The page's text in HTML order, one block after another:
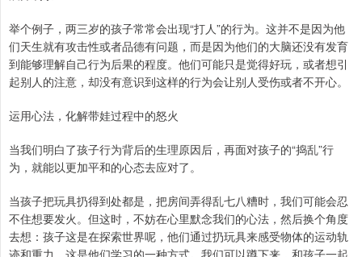
举个例子，两三岁的孩子常常会出现“打人”的行为。这并不是因为他
们天生就有攻击性或者品德有问题，而是因为他们的大脑还没有发育
到能够理解自己行为后果的程度。他们可能只是觉得好玩，或者想引
起别人的注意，却没有意识到这样的行为会让别人受伤或者不开心。
运用心法，化解带娃过程中的怒火
当我们明白了孩子行为背后的生理原因后，再面对孩子的“捣乱”行
为，就能以更加平和的心态去应对了。
当孩子把玩具扔得到处都是，把房间弄得乱七八糟时，我们可能会忍
不住想要发火。但这时，不妨在心里默念我们的心法，然后换个角度
去想：孩子这是在探索世界呢，他们通过扔玩具来感受物体的运动轨